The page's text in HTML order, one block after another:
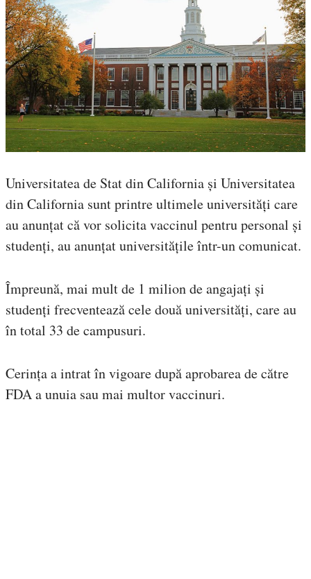
Universitatea de Stat din California și Universitatea
din California sunt printre ultimele universități care
au anunțat că vor solicita vaccinul pentru personal și
studenți, au anunțat universitățile într-un comunicat.
Împreună, mai mult de 1 milion de angajați și
studenți frecventează cele două universități, care au
în total 33 de campusuri.
Cerința a intrat în vigoare după aprobarea de către
FDA a unuia sau mai multor vaccinuri.